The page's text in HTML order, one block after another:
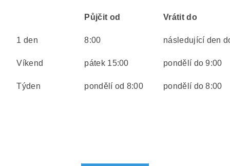
Půjčit od Vrátit do
1 den 8:00 následující den
Víkend pátek 15:00 pondělí do 9:00
Týden pondělí od 8:00 pondělí do 8:00